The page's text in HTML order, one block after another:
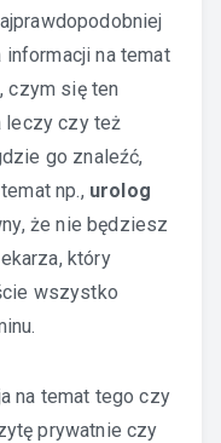
na temat
czym się ten
leczy czy też
go znaleźć,
np., urolog
że nie będziesz
który
wszystko
na temat tego czy
prywatnie czy